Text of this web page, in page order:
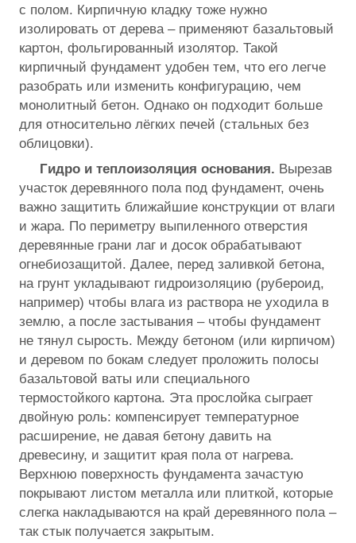
с полом. Кирпичную кладку тоже нужно
изолировать от дерева – применяют базальтовый
картон, фольгированный изолятор. Такой
кирпичный фундамент удобен тем, что его легче
разобрать или изменить конфигурацию, чем
монолитный бетон. Однако он подходит больше
для относительно лёгких печей (стальных без
облицовки).
Гидро и теплоизоляция основания. Вырезав
участок деревянного пола под фундамент, очень
важно защитить ближайшие конструкции от влаги
и жара. По периметру выпиленного отверстия
деревянные грани лаг и досок обрабатывают
огнебиозащитой. Далее, перед заливкой бетона,
на грунт укладывают гидроизоляцию (рубероид,
например) чтобы влага из раствора не уходила в
землю, а после застывания – чтобы фундамент
не тянул сырость. Между бетоном (или кирпичом)
и деревом по бокам следует проложить полосы
базальтовой ваты или специального
термостойкого картона. Эта прослойка сыграет
двойную роль: компенсирует температурное
расширение, не давая бетону давить на
древесину, и защитит края пола от нагрева.
Верхнюю поверхность фундамента зачастую
покрывают листом металла или плиткой, которые
слегка накладываются на край деревянного пола –
так стык получается закрытым.